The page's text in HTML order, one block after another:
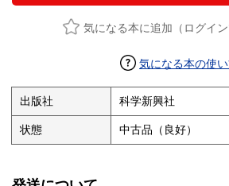
気になる本に追加（ログイン
気になる本の使
出版社 科学新興社
状態 中古品（良好）